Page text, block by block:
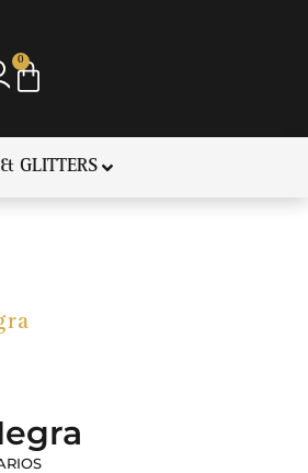
0
GLITTERS